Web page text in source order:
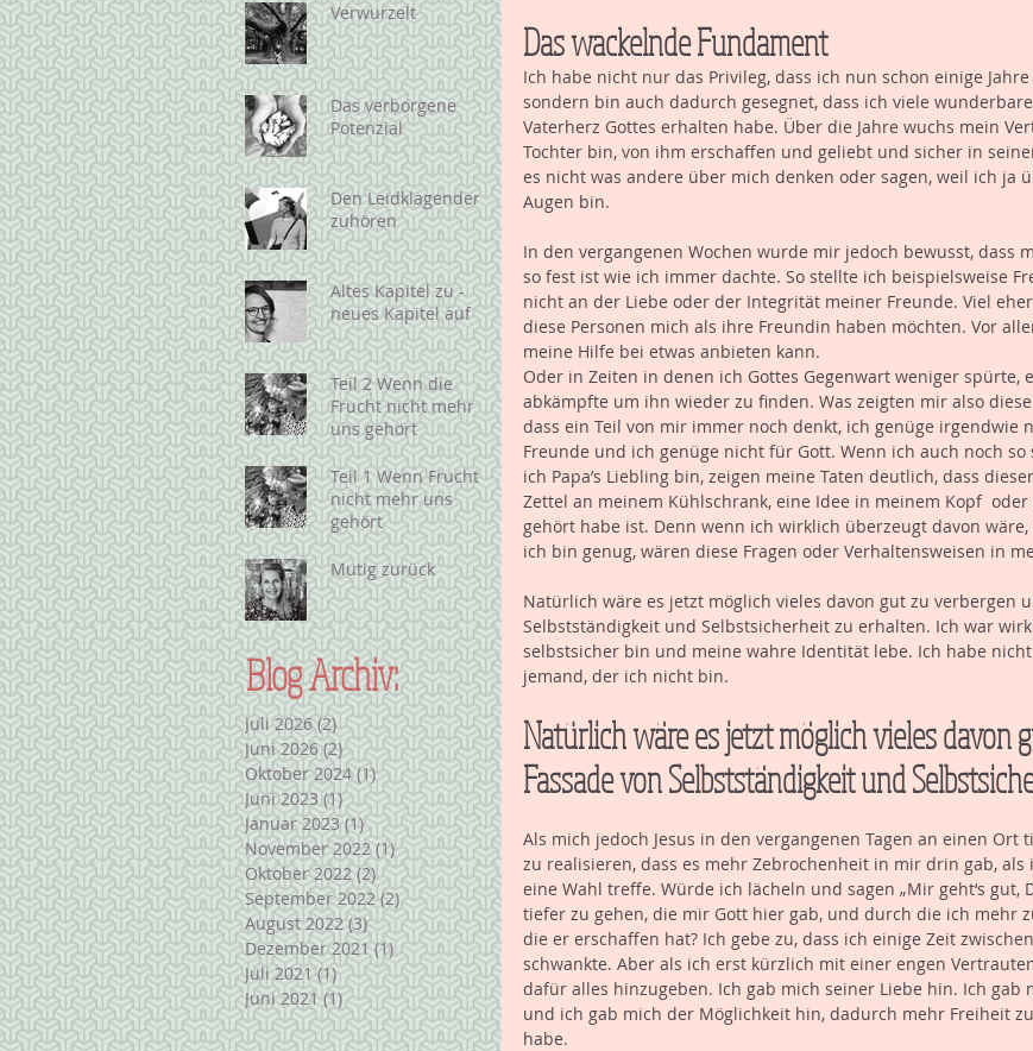
Verwurzelt
Das verborgene
Potenzial
Den Leidklagenden
zuhören
Altes Kapitel zu -
neues Kapitel auf
Teil 2 Wenn die
Frucht nicht mehr
uns gehört
Teil 1 Wenn Frucht
nicht mehr uns
gehört
Mutig zurück
Blog Archiv:
Juli 2026 (2)2 Beiträge
Juni 2026 (2)2 Beiträge
Oktober 2024 (1)1 Beitrag
Juni 2023 (1)1 Beitrag
Januar 2023 (1)1 Beitrag
November 2022 (1)1 Beitrag
Oktober 2022 (2)2 Beiträge
September 2022 (2)2 Beiträge
August 2022 (3)3 Beiträge
Dezember 2021 (1) 1 Beitrag
Juli 2021 (1)1 Beitrag
Juni 2021 (1)1 Beitrag
Das wackelnde Fundament
Ich habe nicht nur das Privileg, dass ich nun schon einige
sondern bin auch dadurch gesegnet, dass ich viele
Vaterherz Gottes erhalten habe. Über die Jahre wuchs mein
Tochter bin, von ihm erschaffen und geliebt und sicher in
es nicht was andere über mich denken oder sagen, weil ich ja
Augen bin.
In den vergangenen Wochen wurde mir jedoch bewusst, dass
so fest ist wie ich immer dachte. So stellte ich beispielsweise
nicht an der Liebe oder der Integrität meiner Freunde. Viel
diese Personen mich als ihre Freundin haben möchten. Vor
meine Hilfe bei etwas anbieten kann.
Oder in Zeiten in denen ich Gottes Gegenwart weniger spürte,
abkämpfte um ihn wieder zu finden. Was zeigten mir also
dass ein Teil von mir immer noch denkt, ich genüge irgendwie
Freunde und ich genüge nicht für Gott. Wenn ich auch noch
ich Papa’s Liebling bin, zeigen meine Taten deutlich, dass
Zettel an meinem Kühlschrank, eine Idee in meinem Kopf
gehört habe ist. Denn wenn ich wirklich überzeugt davon
ich bin genug, wären diese Fragen oder Verhaltensweisen in
Natürlich wäre es jetzt möglich vieles davon gut zu verbergen
Selbstständigkeit und Selbstsicherheit zu erhalten. Ich war
selbstsicher bin und meine wahre Identität lebe. Ich habe
jemand, der ich nicht bin.
Natürlich wäre es jetzt möglich vieles davon
Fassade von Selbstständigkeit und
Als mich jedoch Jesus in den vergangenen Tagen an einen Ort
zu realisieren, dass es mehr Zebrochenheit in mir drin gab,
eine Wahl treffe. Würde ich lächeln und sagen „Mir geht‘s gut,
tiefer zu gehen, die mir Gott hier gab, und durch die ich mehr
die er erschaffen hat? Ich gebe zu, dass ich einige Zeit
schwankte. Aber als ich erst kürzlich mit einer engen
dafür alles hinzugeben. Ich gab mich seiner Liebe hin. Ich gab
und ich gab mich der Möglichkeit hin, dadurch mehr Freiheit
habe.